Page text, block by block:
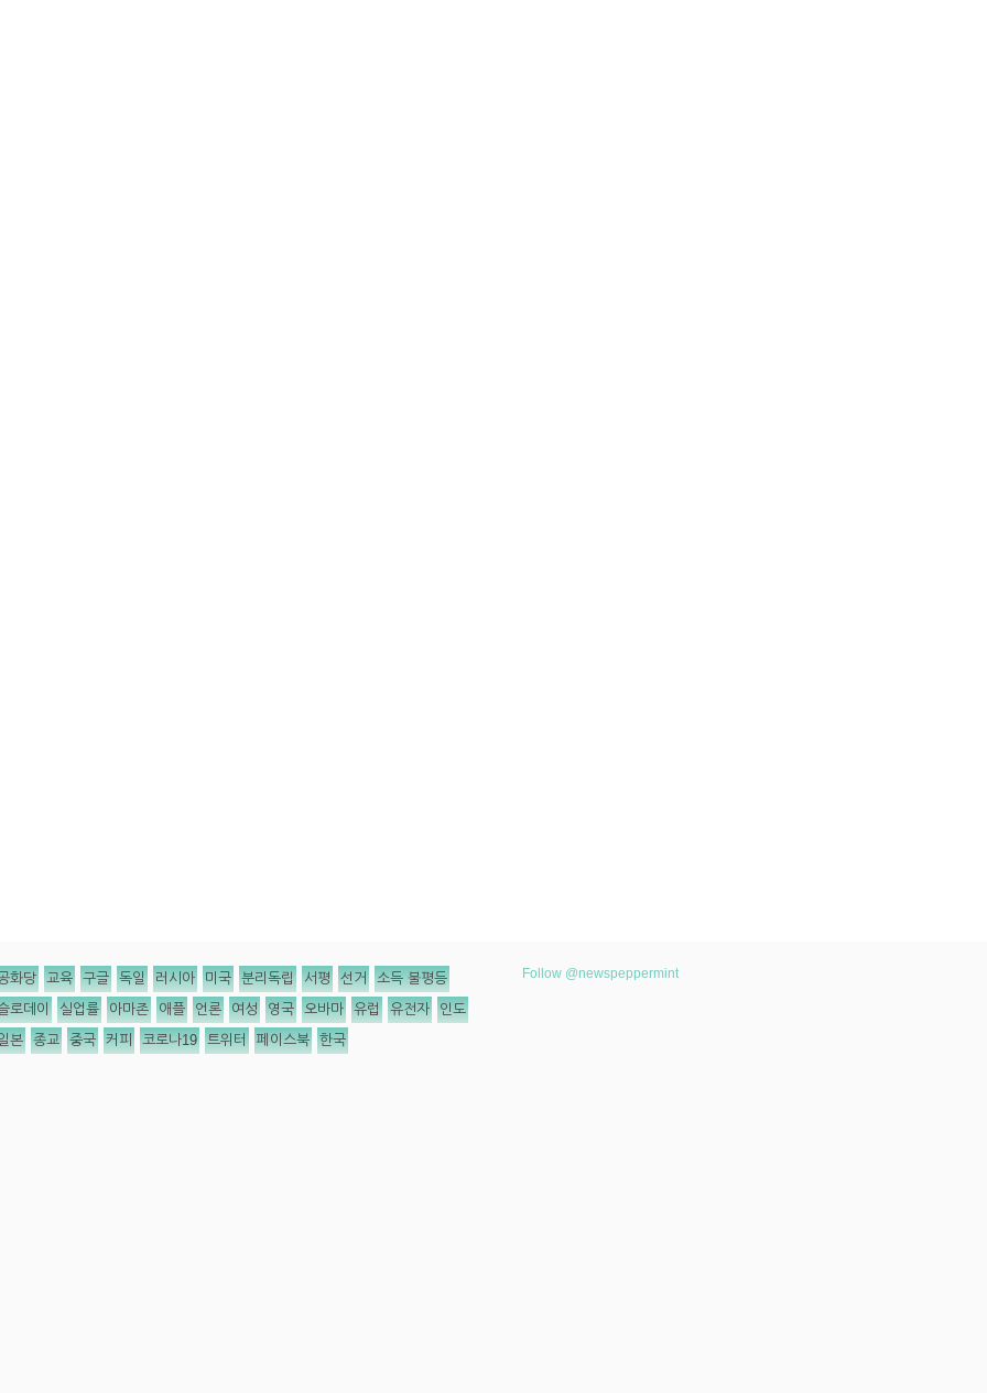
화당 교육 구글 독일 러시아 미국 분리독립 서평 선거 소득 불평등
로데이 실업률 아마존 애플 언론 여성 영국 오바마 유럽 유전자 인도
본 종교 중국 커피 코로나19 트위터 페이스북 한국
Follow @newspeppermint